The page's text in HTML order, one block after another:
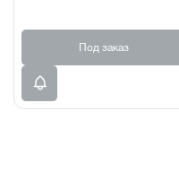
Под заказ